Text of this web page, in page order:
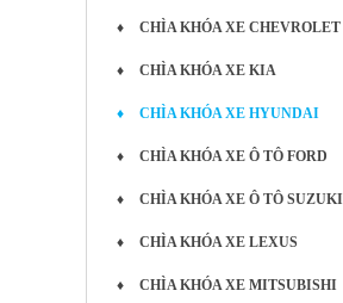
♦ CHÌA KHÓA XE CHEVROLET
♦ CHÌA KHÓA XE KIA
♦ CHÌA KHÓA XE HYUNDAI
♦ CHÌA KHÓA XE Ô TÔ FORD
♦ CHÌA KHÓA XE Ô TÔ SUZUKI
♦ CHÌA KHÓA XE LEXUS
♦ CHÌA KHÓA XE MITSUBISHI